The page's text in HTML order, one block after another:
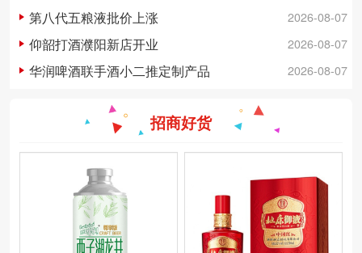
2026-08-07
第八代五粮液批价上涨
2026-08-07
仰韶打酒濮阳新店开业
2026-08-07
华润啤酒联手酒小二推定制产品
招商好货